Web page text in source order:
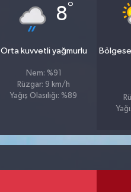
8°
Orta kuvvetli yağmurlu
Nem: %91
Rüzgar: 9 km/h
Yağış Olasılığı: %89